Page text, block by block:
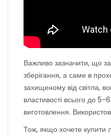
Важливо зазначити, що
зберігання, а саме в
захищеному від світла,
властивості всього до 5-
виготовлення.
Тож, якщо хочете купити